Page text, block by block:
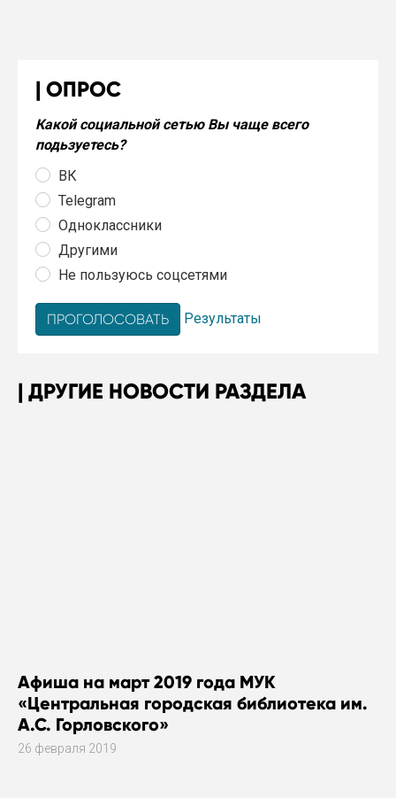
ОПРОС
Какой социальной сетью Вы чаще всего
подьзуетесь?
ВК
Telegram
Одноклассники
Другими
Не пользуюсь соцсетями
Результаты
ДРУГИЕ НОВОСТИ РАЗДЕЛА
Афиша на март 2019 года МУК
«Центральная городская библиотека им.
А.С. Горловского»
26 февраля 2019